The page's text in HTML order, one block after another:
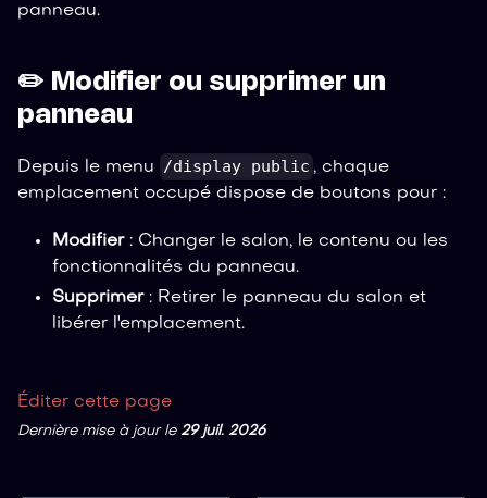
panneau.
✏️ Modifier ou supprimer un
panneau
Depuis le menu /display public , chaque
emplacement occupé dispose de boutons pour :
Modifier: Changer le salon, le contenu ou les
fonctionnalités du panneau.
Supprimer: Retirer le panneau du salon et
libérer l'emplacement.
Éditer cette page
Dernière mise à jourle 29 juil. 2026